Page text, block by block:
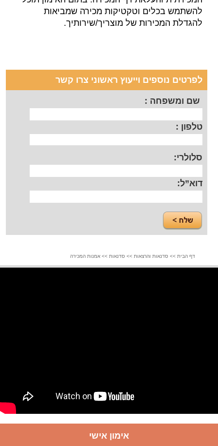
להשתמש בכלים וטקטיקות מכירה שמביאות
להגדלת המכירות של מוצריך/שירותיך.
לפרטים נוספים וייעוץ ראשוני צרו קשר
שם ומשפחה :
טלפון :
סלולרי:
דוא”ל:
דף הבית >> סדנאות והרצאות >> סדנאות >>אמנות המכירה
אימון אישי